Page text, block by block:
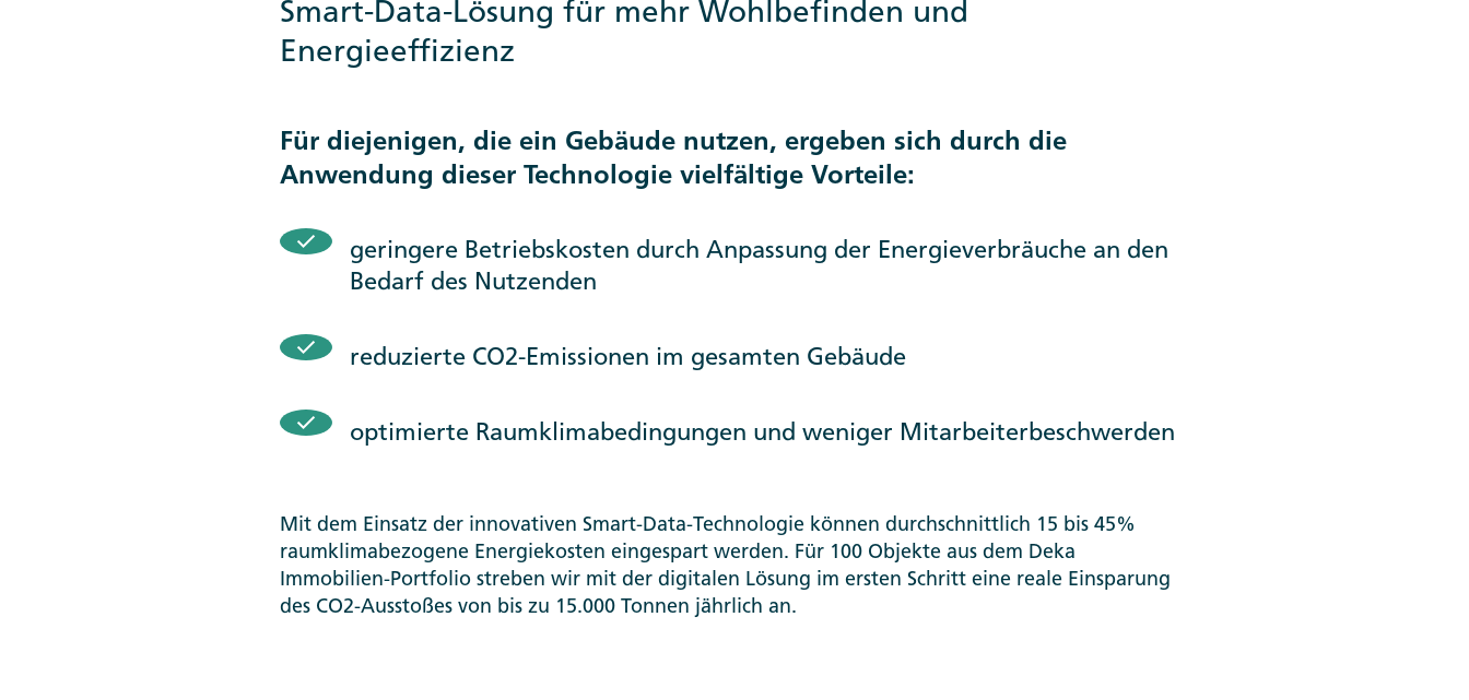
Smart-Data-Lösung für mehr Wohlbefinden und
Energieeffizienz
Für diejenigen, die ein Gebäude nutzen, ergeben sich durch die
Anwendung dieser Technologie vielfältige Vorteile:
geringere Betriebskosten durch Anpassung der Energieverbräuche an den
Bedarf des Nutzenden
reduzierte CO2-Emissionen im gesamten Gebäude
optimierte Raumklimabedingungen und weniger Mitarbeiterbeschwerden
Mit dem Einsatz der innovativen Smart-Data-Technologie können durchschnittlich 15 bis 45%
raumklimabezogene Energiekosten eingespart werden. Für 100 Objekte aus dem Deka
Immobilien-Portfolio streben wir mit der digitalen Lösung im ersten Schritt eine reale Einsparung
des CO2-Ausstoßes von bis zu 15.000 Tonnen jährlich an.